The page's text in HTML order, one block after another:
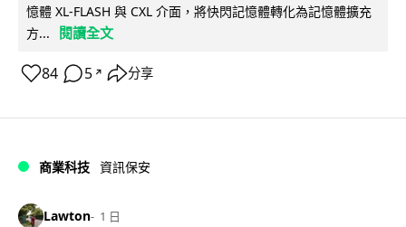
憶體 XL-FLASH 與 CXL 介面，將快閃記憶體轉化為記憶體擴充
方...
閱讀全文
84 5 ↗ 分享
商業科技 資訊保安
Lawton 1 日